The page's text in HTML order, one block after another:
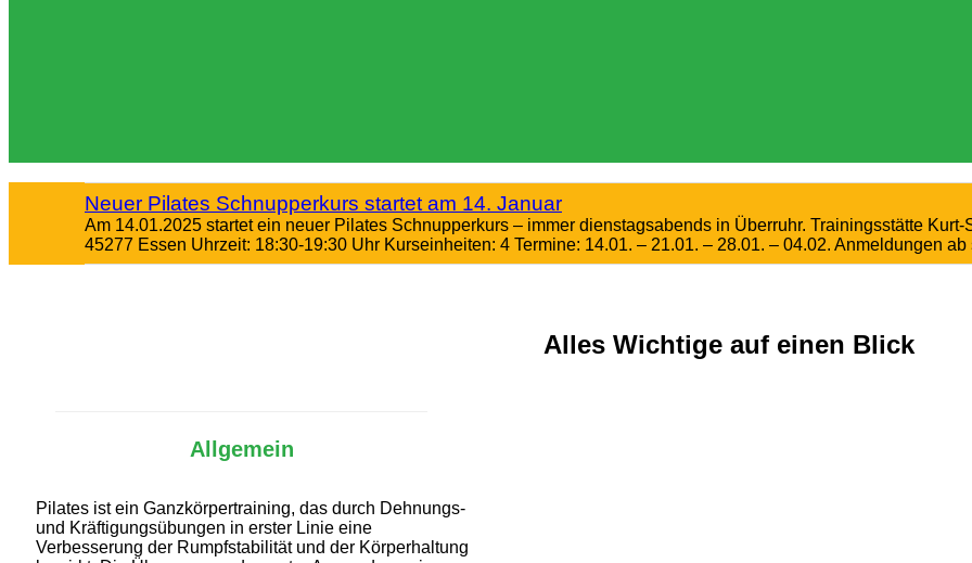
Neuer Pilates Schnupperkurs startet am 14. Januar
Am 14.01.2025 startet ein neuer Pilates Schnupperkurs – immer dienstagsabends in Überruhr. Trainingsstätte
45277 Essen Uhrzeit: 18:30-19:30 Uhr Kurseinheiten: 4 Termine: 14.01. – 21.01. – 28.01. – 04.02. Anmeldungen
Alles Wichtige auf einen Blick
Allgemein
Pilates ist ein Ganzkörpertraining, das durch Dehnungs-
und Kräftigungsübungen in erster Linie eine
Verbesserung der Rumpfstabilität und der Körperhaltung